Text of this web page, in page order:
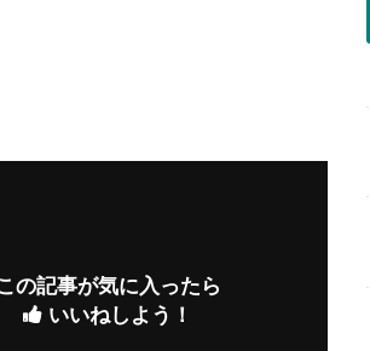
の記事が気に入ったら
いいねしよう！